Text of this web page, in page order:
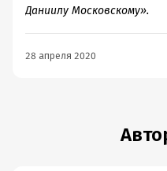
Даниилу Московскому».
28 апреля 2020